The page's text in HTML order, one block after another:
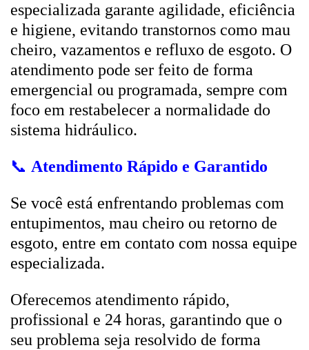
especializada garante agilidade, eficiência
e higiene, evitando transtornos como mau
cheiro, vazamentos e refluxo de esgoto. O
atendimento pode ser feito de forma
emergencial ou programada, sempre com
foco em restabelecer a normalidade do
sistema hidráulico.
📞 Atendimento Rápido e Garantido
Se você está enfrentando problemas com
entupimentos, mau cheiro ou retorno de
esgoto, entre em contato com nossa equipe
especializada.
Oferecemos atendimento rápido,
profissional e 24 horas, garantindo que o
seu problema seja resolvido de forma